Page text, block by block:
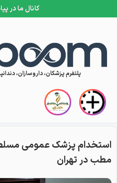
کانال ما در
Skip to content
پلتفرم پزشکان، داروسازان،
استخدام پزشک عمومی
مطب در تهران